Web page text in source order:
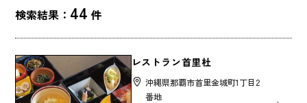
検索結果： 44 件
レストラン首里杜
沖縄県那覇市首里金城町1丁目2
番地